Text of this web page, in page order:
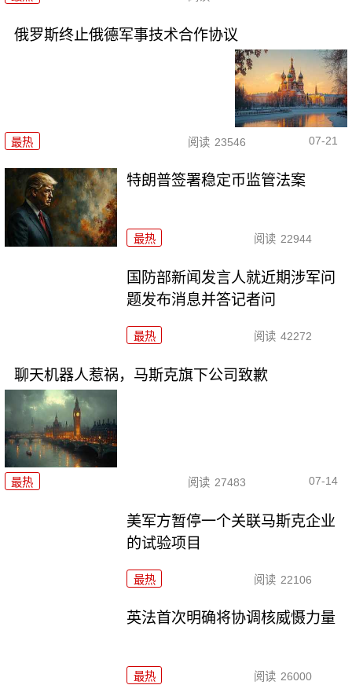
俄罗斯终止俄德军事技术合作协议
最热 阅读 23546 07-21
特朗普签署稳定币监管法案
最热 阅读 22944
国防部新闻发言人就近期涉军问
题发布消息并答记者问
最热 阅读 42272
聊天机器人惹祸，马斯克旗下公司致歉
最热 阅读 27483 07-14
美军方暂停一个关联马斯克企业
的试验项目
最热 阅读 22106
英法首次明确将协调核威慑力量
最热 阅读 26000